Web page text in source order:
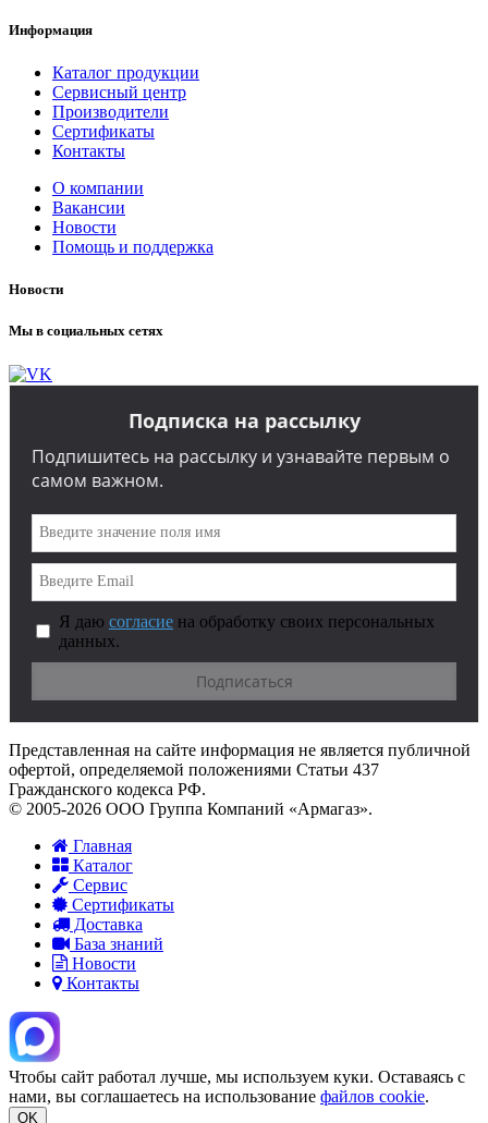
Информация
Каталог продукции
Сервисный центр
Производители
Сертификаты
Контакты
О компании
Вакансии
Новости
Помощь и поддержка
Новости
Мы в социальных сетях
Подписка на рассылку
Подпишитесь на рассылку и узнавайте первым о
самом важном.
Я даю согласие на обработку своих персональных
данных.
Представленная на сайте информация не является публичной
офертой, определяемой положениями Статьи 437
Гражданского кодекса РФ.
© 2005-2026 ООО Группа Компаний «Армагаз».
Главная
Каталог
Сервис
Сертификаты
Доставка
База знаний
Новости
Контакты
Чтобы сайт работал лучше, мы используем куки. Оставаясь с
нами, вы соглашаетесь на использование файлов cookie.
OK